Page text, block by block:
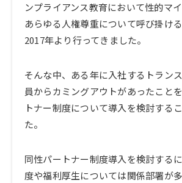
ンプライアンス教育において性的マ
あらゆる人権尊重について呼び掛け
2017年より行ってきました。
そんな中、ある年に入社するトラン
員からカミングアウトがあったこと
トナー制度について導入を検討する
た。
同性パートナー制度導入を検討する
度や福利厚生については関係部署が